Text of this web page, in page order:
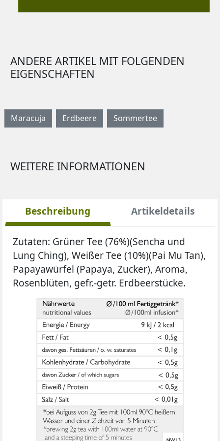
ANDERE ARTIKEL MIT FOLGENDEN
EIGENSCHAFTEN
Maracuja Erdbeere Sommertee
WEITERE INFORMATIONEN
Beschreibung Artikeldetails
Zutaten: Grüner Tee (76%)(Sencha und
Lung Ching), Weißer Tee (10%)(Pai Mu Tan),
Papayawürfel (Papaya, Zucker), Aroma,
Rosenblüten, gefr.-getr. Erdbeerstücke.